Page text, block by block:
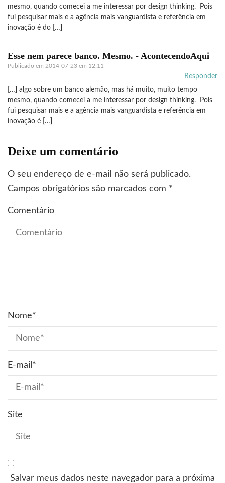
mesmo, quando comecei a me interessar por design thinking. Pois
fui pesquisar mais e a agência mais vanguardista e referência em
inovação é do […]
Esse nem parece banco. Mesmo. - AcontecendoAqui
Publicado em 2014-07-23 em 12:11
Responder
[…] algo sobre um banco alemão, mas há muito, muito tempo
mesmo, quando comecei a me interessar por design thinking. Pois
fui pesquisar mais e a agência mais vanguardista e referência em
inovação é […]
Deixe um comentário
O seu endereço de e-mail não será publicado.
Campos obrigatórios são marcados com *
Comentário
Nome*
E-mail *
Site
Salvar meus dados neste navegador para a próxima